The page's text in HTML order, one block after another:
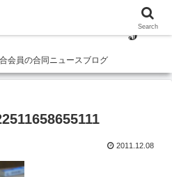
会員の合同ニュースブログ
2011.12.08
Search